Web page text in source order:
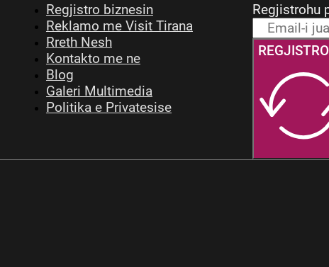
Regjistro biznesin
Reklamo me Visit Tirana
Rreth Nesh
Kontakto me ne
Blog
Galeri Multimedia
Politika e Privatesise
Regjistrohu